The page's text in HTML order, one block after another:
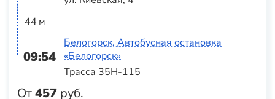
44 м
09:54
От457 руб.
Белогорск, Автобусная остановка
«Белогорск»
Трасса 35Н-115